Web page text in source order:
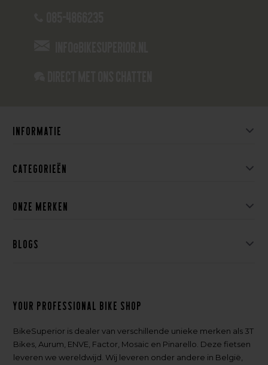
Informatie
Categorieën
Onze merken
Blogs
Your professional bike shop
BikeSuperior is dealer van verschillende unieke merken als 3T
Bikes, Aurum, ENVE, Factor, Mosaic en Pinarello. Deze fietsen
leveren we wereldwijd. Wij leveren onder andere in België,